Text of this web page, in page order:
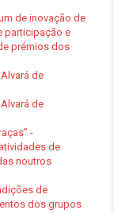
de inovação de
participação e
prémios dos
de
de
-
de
noutros
de
dos grupos